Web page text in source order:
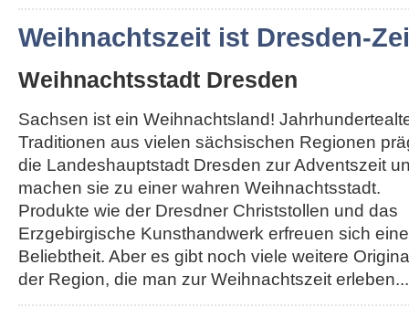
Weihnachtszeit ist Dresden-
Weihnachtsstadt Dresden
Sachsen ist ein Weihnachtsland!
Traditionen aus vielen sächsischen Regionen
die Landeshauptstadt Dresden zur Adventszeit
machen sie zu einer wahren Weihnachtsstadt.
Produkte wie der Dresdner Christstollen und das
Erzgebirgische Kunsthandwerk erfreuen sich
Beliebtheit. Aber es gibt noch viele weitere
der Region, die man zur Weihnachtszeit